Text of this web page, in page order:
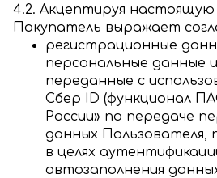
4.2. Акцептируя
Покупатель выражает
регистрационные
персональные данные
переданные с
Сбер ID (функционал
России» по передаче
данных Пользователя,
в целях
автозаполнения